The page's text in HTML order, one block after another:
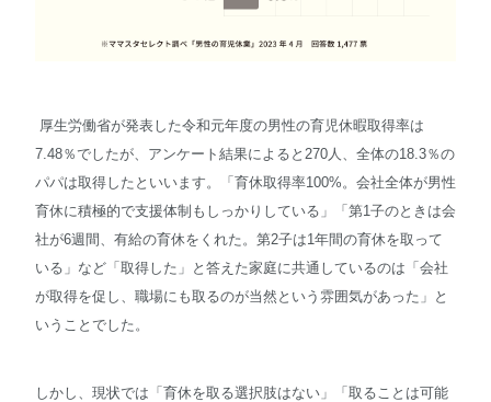
厚生労働省が発表した令和元年度の男性の育児休暇取得率は
7.48％でしたが、アンケート結果によると270人、全体の18.3％の
パパは取得したといいます。「育休取得率100%。会社全体が男性
育休に積極的で支援体制もしっかりしている」「第1子のときは会
社が6週間、有給の育休をくれた。第2子は1年間の育休を取って
いる」など「取得した」と答えた家庭に共通しているのは「会社
が取得を促し、職場にも取るのが当然という雰囲気があった」と
いうことでした。
しかし、現状では「育休を取る選択肢はない」「取ることは可能